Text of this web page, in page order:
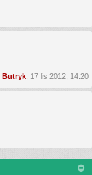
Butryk , 17 lis 2012, 14:20